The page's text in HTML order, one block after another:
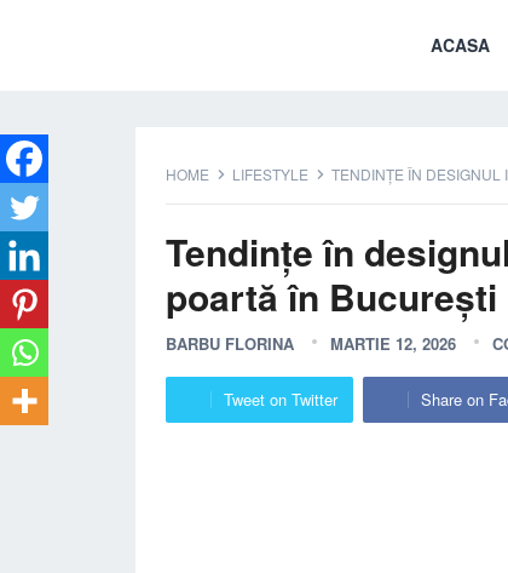
ACASA
HOME LIFESTYLE TENDINȚE ÎN DESIGNUL
Tendințe în
poartă în București
BARBU FLORINA MARTIE 12, 2026
Tweet on Twitter Share on